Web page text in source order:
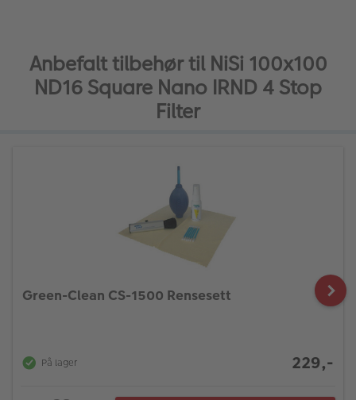
Anbefalt tilbehør til NiSi 100x100
ND16 Square Nano IRND 4 Stop
Filter
Green-Clean CS-1500 Rensesett
På lager 229,-